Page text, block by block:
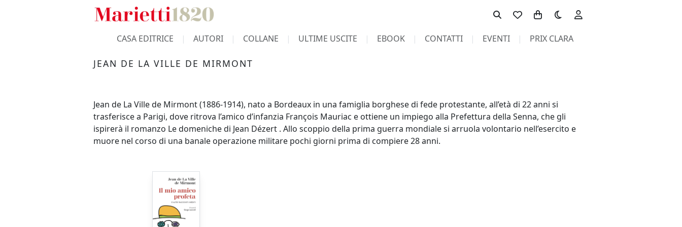
Toggle theme
CASA EDITRICE AUTORI COLLANE ULTIME USCITE EBOOK CONTATTI EVENTI PRIX CLARA
JEAN DE LA VILLE DE MIRMONT
Jean de La Ville de Mirmont (1886-1914), nato a Bordeaux in una famiglia borghese di fede protestante, all’età di 22 anni si
trasferisce a Parigi, dove ritrova l’amico d’infanzia François Mauriac e ottiene un impiego alla Prefettura della Senna, che gli
ispirerà il romanzo Le domeniche di Jean Dézert . Allo scoppio della prima guerra mondiale si arruola volontario nell’esercito e
muore nel corso di una banale operazione militare pochi giorni prima di compiere 28 anni.